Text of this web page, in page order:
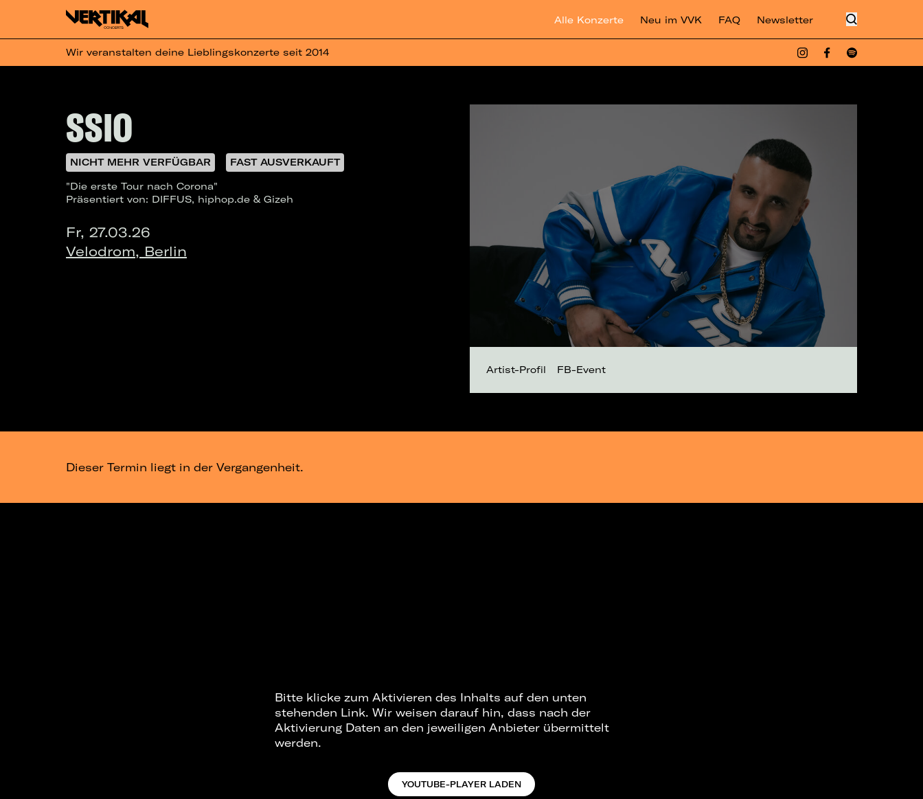
Alle Konzerte Neu im VVK FAQ Newsletter
Wir veranstalten deine Lieblingskonzerte seit 2014
SSIO
NICHT MEHR VERFÜGBAR
FAST AUSVERKAUFT
"Die erste Tour nach Corona"
Präsentiert von: DIFFUS, hiphop.de & Gizeh
Fr, 27.03.26
Velodrom, Berlin
Artist-Profil FB-Event
Dieser Termin liegt in der Vergangenheit.
Bitte klicke zum Aktivieren des Inhalts auf den unten
stehenden Link. Wir weisen darauf hin, dass nach der
Aktivierung Daten an den jeweiligen Anbieter übermittelt
werden.
YOUTUBE-PLAYER LADEN